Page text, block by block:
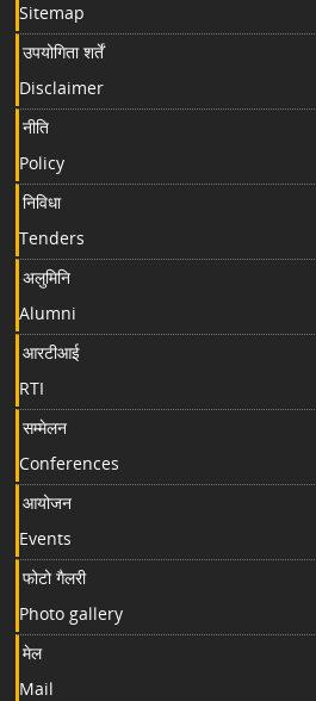
Sitemap
उपयोगिता शर्तें
Disclaimer
नीति
Policy
निविधा
Tenders
अलुमिनि
Alumni
आरटीआई
RTI
सम्मेलन
Conferences
आयोजन
Events
फोटो गैलरी
Photo gallery
मेल
Mail